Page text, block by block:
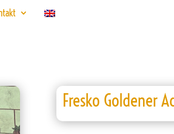
Fresko Goldener